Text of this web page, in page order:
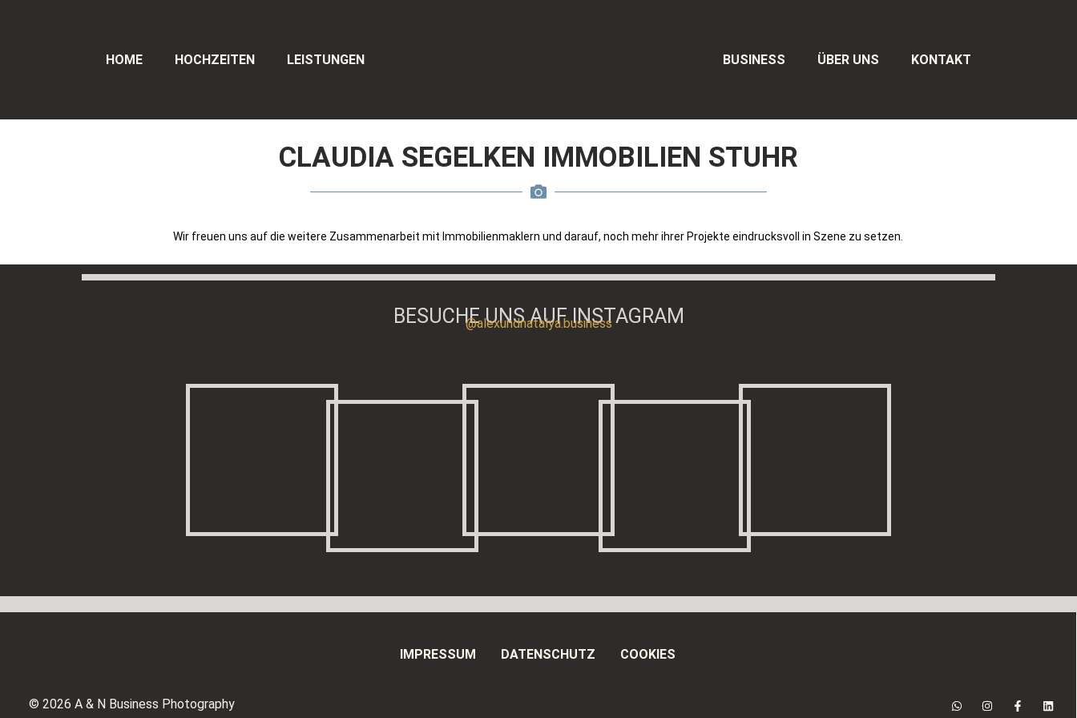
HOME HOCHZEITEN LEISTUNGEN BUSINESS ÜBER UNS KONTAKT
CLAUDIA SEGELKEN IMMOBILIEN STUHR
Wir freuen uns auf die weitere Zusammenarbeit mit Immobilienmaklern und darauf, noch mehr ihrer Projekte eindrucksvoll in Szene zu setzen
BESUCHE UNS AUF INSTAGRAM
@alexundnatalya.business
IMPRESSUM DATENSCHUTZ COOKIES
© 2026 A & N Business Photography